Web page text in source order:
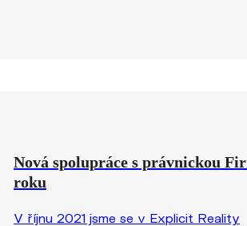
Nová spolupráce s právnickou
roku
V říjnu 2021 jsme se v Explicit Reality